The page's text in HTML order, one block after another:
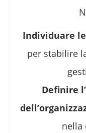
Individuare
per stabilire
Definire
nella